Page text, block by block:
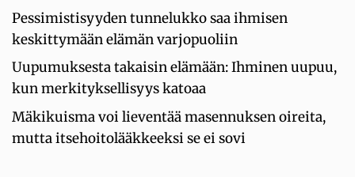
Pessimistisyyden tunnelukko saa ihmisen
keskittymään elämän varjopuoliin
Uupumuksesta takaisin elämään: Ihminen uupuu,
kun merkityksellisyys katoaa
Mäkikuisma voi lieventää masennuksen oireita,
mutta itsehoitolääkkeeksi se ei sovi